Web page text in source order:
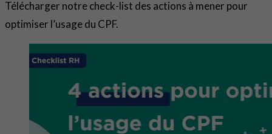
Télécharger notre check-list des actions à mener pour
optimiser l’usage du CPF.